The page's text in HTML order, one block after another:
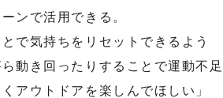
ンで活用できる。
で気持ちをリセットできるよう
動き回ったりすることで運動不足
アウトドアを楽しんでほしい」